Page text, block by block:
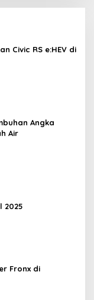
Civic RS e:HEV di
Angka
Air
2025
Fronx di